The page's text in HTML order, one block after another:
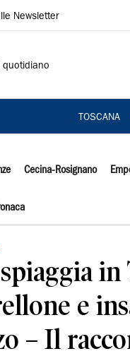
Newsletter
quotidiano
TOSCANA
Cecina-Rosignano
in
e
– Il